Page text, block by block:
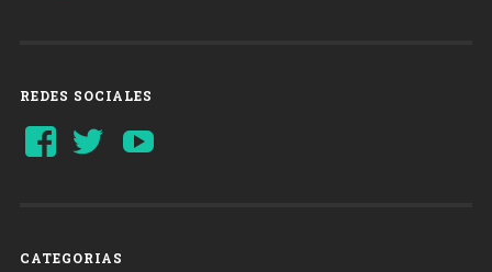
REDES SOCIALES
Ver
perfil
Ver
perfil
CATEGORIAS